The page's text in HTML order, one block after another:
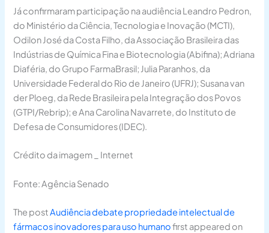
Já confirmaram participação na audiência Leandro Pedron,
do Ministério da Ciência, Tecnologia e Inovação (MCTI),
Odilon José da Costa Filho, da Associação Brasileira das
Indústrias de Química Fina e Biotecnologia (Abifina); Adriana
Diaféria, do Grupo FarmaBrasil; Julia Paranhos, da
Universidade Federal do Rio de Janeiro (UFRJ); Susana van
der Ploeg, da Rede Brasileira pela Integração dos Povos
(GTPI/Rebrip); e Ana Carolina Navarrete, do Instituto de
Defesa de Consumidores (IDEC).
Crédito da imagem _ Internet
Fonte: Agência Senado
The postAudiência debate propriedade intelectual de
fármacos inovadores para uso humanofirst appeared on